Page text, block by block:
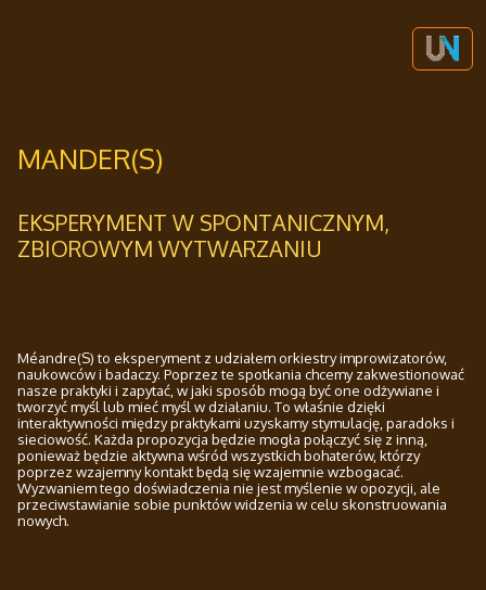
MANDER(S)
EKSPERYMENT W SPONTANICZNYM,
ZBIOROWYM WYTWARZANIU
Méandre(S) to eksperyment z udziałem orkiestry improwizatorów,
naukowców i badaczy. Poprzez te spotkania chcemy zakwestionować
nasze praktyki i zapytać, w jaki sposób mogą być one odżywiane i
tworzyć myśl lub mieć myśl w działaniu. To właśnie dzięki
interaktywności między praktykami uzyskamy stymulację, paradoks i
sieciowość. Każda propozycja będzie mogła połączyć się z inną,
ponieważ będzie aktywna wśród wszystkich bohaterów, którzy
poprzez wzajemny kontakt będą się wzajemnie wzbogacać.
Wyzwaniem tego doświadczenia nie jest myślenie w opozycji, ale
przeciwstawianie sobie punktów widzenia w celu skonstruowania
nowych.